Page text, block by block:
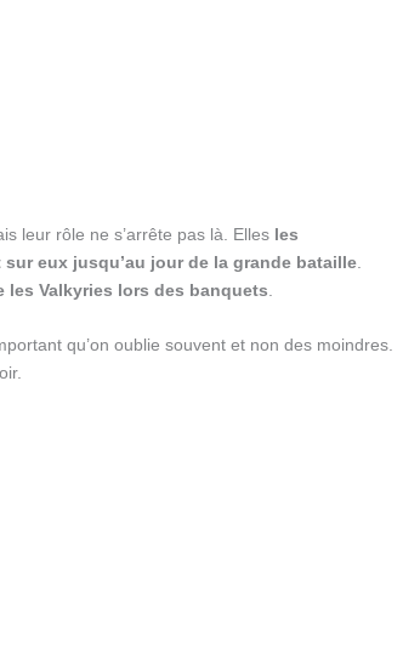
leur rôle ne s’arrête pas là. Elles les
eux jusqu’au jour de la grande bataille
les Valkyries lors des banquets
qu’on oublie souvent et non des moindres.